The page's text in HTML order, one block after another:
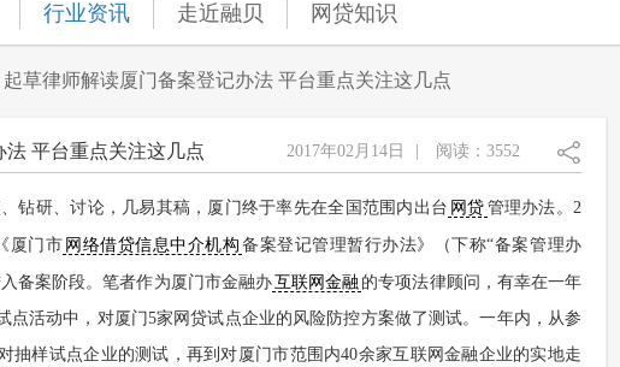
行业资讯 走近融贝 网贷知识
起草律师解读厦门备案登记办法 平台重点关注这几点
平台重点关注这几点 2017年02月14日 阅读：3552
钻研、讨论，几易其稿，厦门终于率先在全国范围内出台 网贷 管理办法。2
厦门市 网络借贷信息中介机构 备案登记管理暂行办法》（下称“备案管理办
备案阶段。笔者作为厦门市金融办互联网金融 的专项法律顾问，有幸在一年
点活动中，对厦门5家网贷试点企业的风险防控方案做了测试。一年内，从参
抽样试点企业的测试，再到对厦门市范围内40余家互联网金融企业的实地走